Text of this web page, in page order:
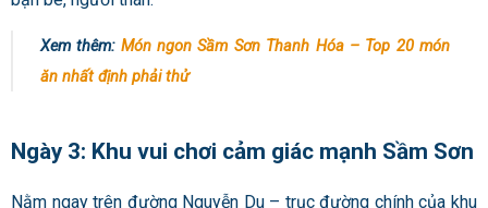
Xem thêm: Món ngon Sầm Sơn Thanh Hóa – Top 20 món
ăn nhất định phải thử
Ngày 3: Khu vui chơi cảm giác mạnh Sầm Sơn
Nằm ngay trên đường Nguyễn Du – trục đường chính của khu